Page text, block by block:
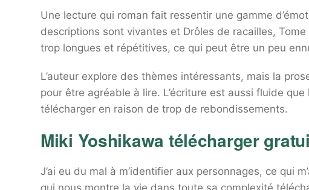
Une lecture qui roman fait ressentir une gamme
descriptions sont vivantes et Drôles de racailles,
trop longues et répétitives, ce qui peut être un peu
L’auteur explore des thèmes intéressants, mais la
pour être agréable à lire. L’écriture est aussi fluide
télécharger en raison de trop de rebondissements.
Miki Yoshikawa télécharger
J’ai eu du mal à m’identifier aux personnages, ce qui
qui nous montre la vie dans toute sa complexité